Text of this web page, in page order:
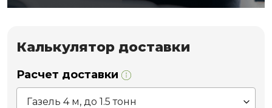
Калькулятор доставки
Расчет доставки